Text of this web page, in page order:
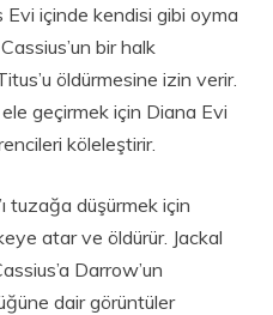
Evi içinde kendisi gibi oyma
bir halk
öldürmesine izin verir.
geçirmek için Diana Evi
köleleştirir.
tuzağa düşürmek için
atar ve öldürür. Jackal
Darrow’un
dair görüntüler